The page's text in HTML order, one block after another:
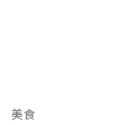
美食